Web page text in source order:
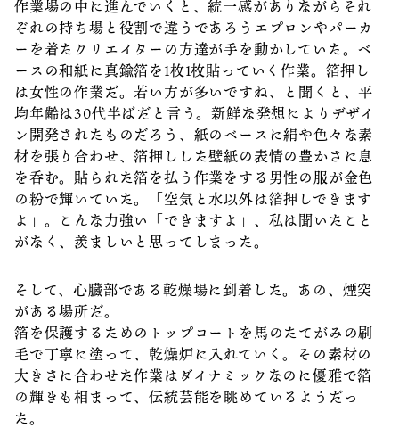
作業場の中に進んでいくと、統一感がありながらそれ
ぞれの持ち場と役割で違うであろうエプロンやパーカ
ーを着たクリエイターの方達が手を動かしていた。ベ
ースの和紙に真鍮箔を1枚1枚貼っていく作業。箔押し
は女性の作業だ。若い方が多いですね、と聞くと、平
均年齢は30代半ばだと言う。新鮮な発想によりデザイ
ン開発されたものだろう、紙のベースに絹や色々な素
材を張り合わせ、箔押しした壁紙の表情の豊かさに息
を呑む。貼られた箔を払う作業をする男性の服が金色
の粉で輝いていた。「空気と水以外は箔押しできます
よ」。こんな力強い「できますよ」、私は聞いたこと
がなく、羨ましいと思ってしまった。
そして、心臓部である乾燥場に到着した。あの、煙突
がある場所だ。
箔を保護するためのトップコートを馬のたてがみの刷
毛で丁寧に塗って、乾燥炉に入れていく。その素材の
大きさに合わせた作業はダイナミックなのに優雅で箔
の輝きも相まって、伝統芸能を眺めているようだっ
た。